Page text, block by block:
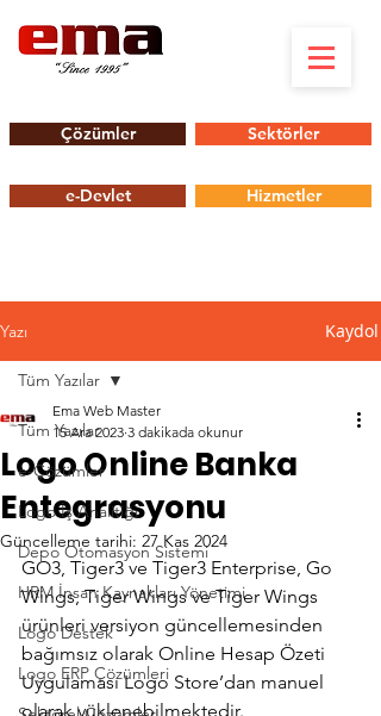
Çözümler Sektörler
e-Devlet Hizmetler
Yazı Kaydol
Tüm Yazılar
e-Çözümler
Logo İş Analitiği
Depo Otomasyon Sistemi
HRM İnsan Kaynakları Yönetimi
Logo Destek
Logo ERP Çözümleri
Tüm Yazılar
Logo Online Banka
Entegrasyonu
Ema Web Master
15 Ara 2023 3 dakikada okunur
Güncelleme tarihi: 27 Kas 2024
GO3, Tiger3 ve Tiger3 Enterprise, Go
Wings, Tiger Wings ve Tiger Wings
ürünleri versiyon güncellemesinden
bağımsız olarak Online Hesap Özeti
Uygulaması Logo Store’dan manuel
olarak yüklenebilmektedir.